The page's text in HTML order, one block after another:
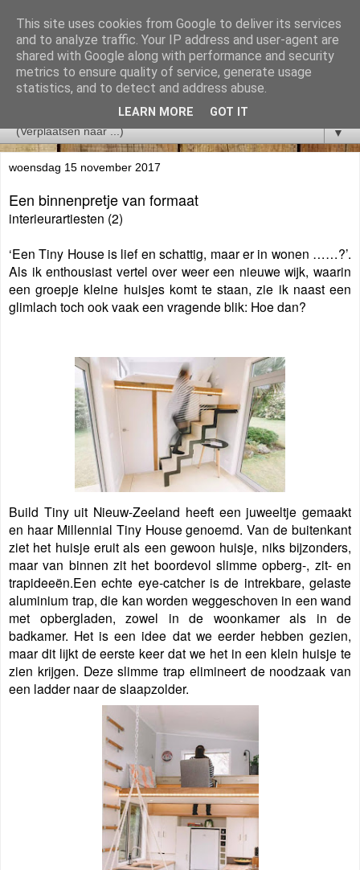
▼
woensdag 15 november 2017
Een binnenpretje van formaat
interieurartiesten (2)
‘Een Tiny House is lief en schattig, maar er in wonen ……?’.
Als ik enthousiast vertel over weer een nieuwe wijk, waarin
een groepje kleine huisjes komt te staan, zie ik naast een
glimlach toch ook vaak een vragende blik: Hoe dan?
Build Tiny uit Nieuw-Zeeland heeft een juweeltje gemaakt
en haar Millennial Tiny House genoemd. Van de buitenkant
ziet het huisje eruit als een gewoon huisje, niks bijzonders,
maar van binnen zit het boordevol slimme opberg-, zit- en
trapideeën.Een echte eye-catcher is de intrekbare, gelaste
aluminium trap, die kan worden weggeschoven in een wand
met opbergladen, zowel in de woonkamer als in de
badkamer. Het is een idee dat we eerder hebben gezien,
maar dit lijkt de eerste keer dat we het in een klein huisje te
zien krijgen. Deze slimme trap elimineert de noodzaak van
een ladder naar de slaapzolder.
This site uses cookies from Google to deliver its services
and to analyze traffic. Your IP address and user-agent are
shared with Google along with performance and security
metrics to ensure quality of service, generate usage
statistics, and to detect and address abuse.
LEARN MORE GOT IT